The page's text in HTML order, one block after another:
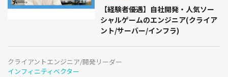
【経験者優遇】自社開発・人気ソー
シャルゲームのエンジニア(クライア
ント/サーバー/インフラ)
クライアントエンジニア/開発リーダー
インフィニティベクター